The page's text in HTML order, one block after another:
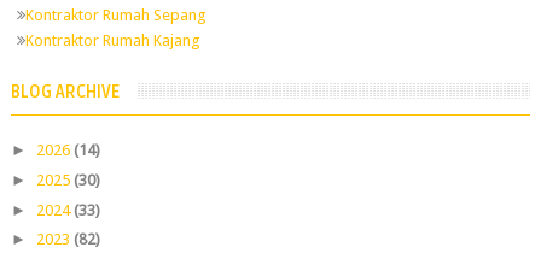
Kontraktor Rumah Sepang
Kontraktor Rumah Kajang
BLOG ARCHIVE
► 2026 (14)
► 2025 (30)
► 2024 (33)
► 2023 (82)